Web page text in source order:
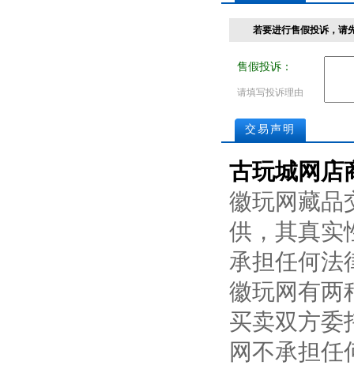
若要进行售假投诉，请
售假投诉：
请填写投诉理由
交易声明
古玩城网店
徽玩网藏品
供，其真实
承担任何法
徽玩网有两
买卖双方委
网不承担任